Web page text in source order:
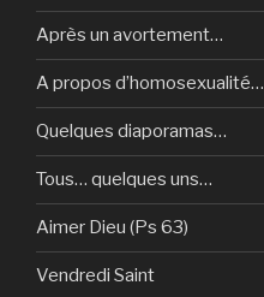
Après un avortement…
A propos d’homosexualité…
Quelques diaporamas…
Tous… quelques uns…
Aimer Dieu (Ps 63)
Vendredi Saint